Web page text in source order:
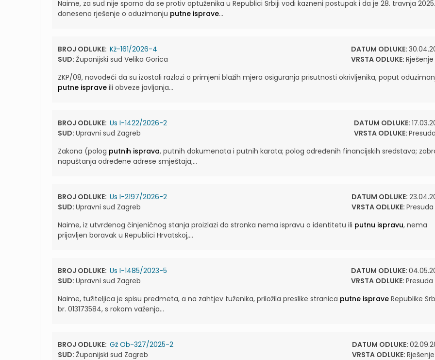
Naime, za sud nije sporno da se protiv optuženika u Republici Srbiji vodi kazneni postupak i da je 28. travnja 2025.
doneseno rješenje o oduzimanju putne isprave...
BROJ ODLUKE: Kž-161/2026-4
SUD: Županijski sud Velika Gorica
DATUM ODLUKE:
VRSTA ODLUKE: Rješenje
ZKP/08, navodeći da su izostali razlozi o primjeni blažih mjera osiguranja prisutnosti okrivljenika, poput
putne isprave ili obveze javljanja...
BROJ ODLUKE: Us I-1422/2026-2
SUD: Upravni sud Zagreb
DATUM ODLUKE:
VRSTA ODLUKE: Presuda
Zakona (polog putnih isprava, putnih dokumenata i putnih karata; polog određenih financijskih sredstava;
napuštanja određene adrese smještaja;...
BROJ ODLUKE: Us I-2197/2026-2
SUD: Upravni sud Zagreb
DATUM ODLUKE:
VRSTA ODLUKE: Presuda
Naime, iz utvrđenog činjeničnog stanja proizlazi da stranka nema ispravu o identitetu ili putnu ispravu, nema
prijavljen boravak u Republici Hrvatskoj,...
BROJ ODLUKE: Us I-1485/2023-5
SUD: Upravni sud Zagreb
DATUM ODLUKE:
VRSTA ODLUKE: Presuda
Naime, tužiteljica je spisu predmeta, a na zahtjev tuženika, priložila preslike stranica putne isprave Republike
br. 013173584, s rokom važenja...
BROJ ODLUKE: Gž Ob-327/2025-2
SUD: Županijski sud Zagreb
DATUM ODLUKE:
VRSTA ODLUKE: Rješenje